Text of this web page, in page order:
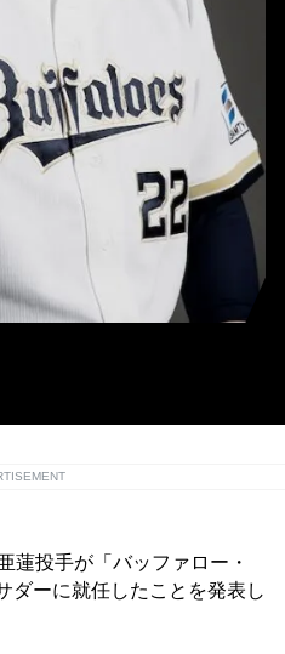
投手が「バッファロー・
ダーに就任したことを発表し